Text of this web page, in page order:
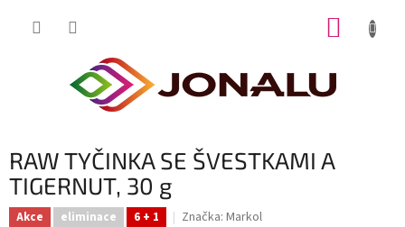
RAW TYČINKA SE ŠVESTKAMI A
TIGERNUT, 30 g
Akce eliminace 6 + 1 Značka: Markol